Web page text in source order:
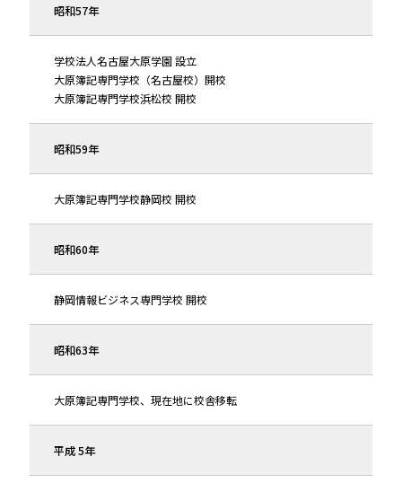
昭和57年
学校法人名古屋大原学園 設立
大原簿記専門学校（名古屋校）開校
大原簿記専門学校浜松校 開校
昭和59年
大原簿記専門学校静岡校 開校
昭和60年
静岡情報ビジネス専門学校 開校
昭和63年
大原簿記専門学校、現在地に校舎移転
平成 5年